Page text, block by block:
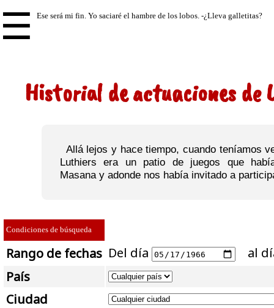
☰
Historial de actuaciones de
Allá lejos y hace tiempo, cuando teníamos
Luthiers era un patio de juegos que
Masana y adonde nos había invitado a
Condiciones de búsqueda
Rango de fechas Del día
al
País
Ciudad